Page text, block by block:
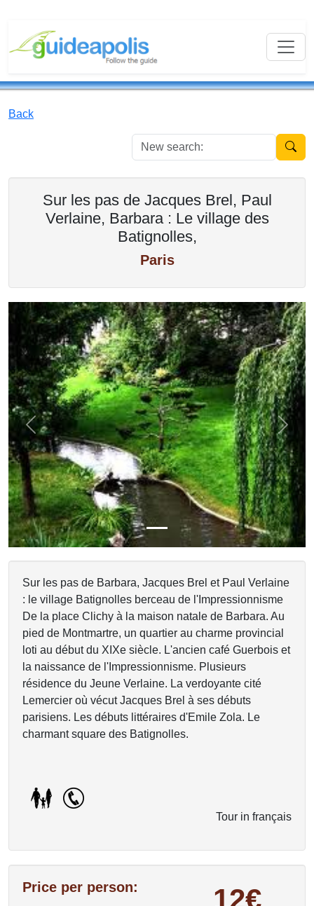
Back
New
Sur les pas de Jacques Brel, Paul
Verlaine, Barbara : Le village des
Batignolles,
Paris
Previous Next
Sur les pas de Barbara, Jacques Brel et Paul Verlaine
: le village Batignolles berceau de l'Impressionnisme
De la place Clichy à la maison natale de Barbara. Au
pied de Montmartre, un quartier au charme provincial
loti au début du XIXe siècle. L'ancien café Guerbois et
la naissance de l'Impressionnisme. Plusieurs
résidence du Jeune Verlaine. La verdoyante cité
Lemercier où vécut Jacques Brel à ses débuts
parisiens. Les débuts littéraires d'Emile Zola. Le
charmant square des Batignolles.
Tour in français
Price per person: 12€